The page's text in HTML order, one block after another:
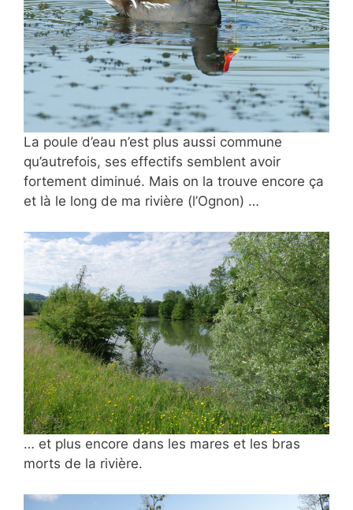
La poule d’eau n’est plus aussi commune
qu’autrefois, ses effectifs semblent avoir
fortement diminué. Mais on la trouve encore ça
et là le long de ma rivière (l’Ognon) …
… et plus encore dans les mares et les bras
morts de la rivière.